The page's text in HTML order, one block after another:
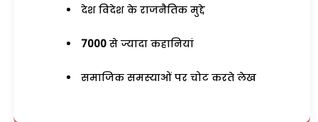
देश विदेश के राजनैतिक मुद्दे
7000 से ज्यादा कहानियां
समाजिक समस्याओं पर चोट करते लेख